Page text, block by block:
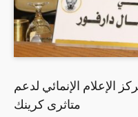
الإعلام الإنمائي لدعم
متاثرى كرينك